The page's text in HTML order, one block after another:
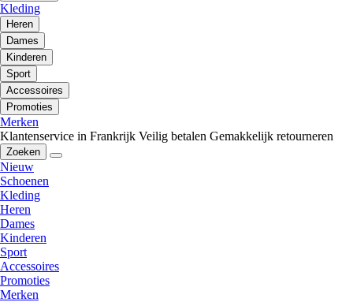
Kleding
Heren
Dames
Kinderen
Sport
Accessoires
Promoties
Merken
Klantenservice in Frankrijk Veilig betalen Gemakkelijk retourneren
Zoeken
Nieuw
Schoenen
Kleding
Heren
Dames
Kinderen
Sport
Accessoires
Promoties
Merken